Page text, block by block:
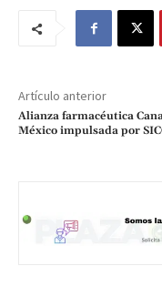
Artículo anterior
Alianza farmacéutica
México impulsada por